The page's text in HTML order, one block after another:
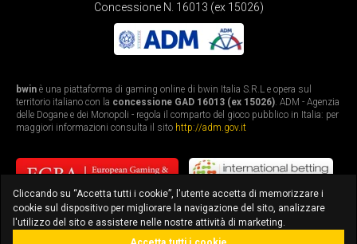
Concessione N. 16013 (ex 15026)
bwin è una piattaforma di gaming online di bwin Italia S.R.L e opera sul
territorio italiano con la concessione GAD 16013 (ex 15026). ADM - Agenzia
delle Dogane e dei Monopoli - regola il comparto del gioco pubblico in Italia: per
maggiori informazioni consulta il sito http://adm.gov.it
Cliccando su “Accetta tutti i cookie”, l'utente accetta di memorizzare i
cookie sul dispositivo per migliorare la navigazione del sito, analizzare
l'utilizzo del sito e assistere nelle nostre attività di marketing.